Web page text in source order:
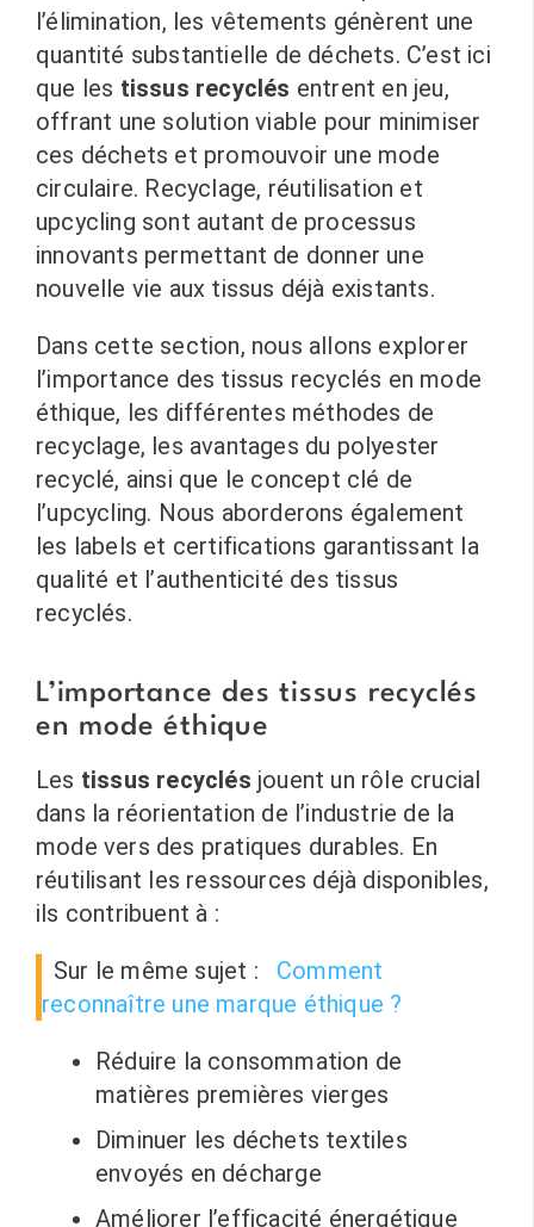
l’élimination, les vêtements génèrent une
quantité substantielle de déchets. C’est ici
que les tissus recyclés entrent en jeu,
offrant une solution viable pour minimiser
ces déchets et promouvoir une mode
circulaire. Recyclage, réutilisation et
upcycling sont autant de processus
innovants permettant de donner une
nouvelle vie aux tissus déjà existants.
Dans cette section, nous allons explorer
l’importance des tissus recyclés en mode
éthique, les différentes méthodes de
recyclage, les avantages du polyester
recyclé, ainsi que le concept clé de
l’upcycling. Nous aborderons également
les labels et certifications garantissant la
qualité et l’authenticité des tissus
recyclés.
L’importance des tissus recyclés
en mode éthique
Les tissus recyclés jouent un rôle crucial
dans la réorientation de l’industrie de la
mode vers des pratiques durables. En
réutilisant les ressources déjà disponibles,
ils contribuent à :
Sur le même sujet :
Comment
reconnaître une marque éthique ?
Réduire la consommation de
matières premières vierges
Diminuer les déchets textiles
envoyés en décharge
Améliorer l’efficacité énergétique